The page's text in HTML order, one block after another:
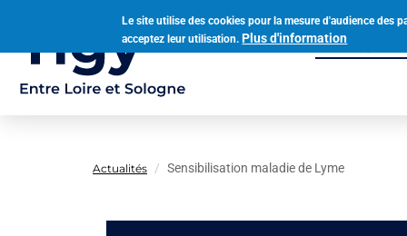
Le site utilise des cookies pour la mesure d'audience des
acceptez leur utilisation. Plus d'information
principal
principale
Municipalité
Actualités Sensibilisation maladie de Lyme